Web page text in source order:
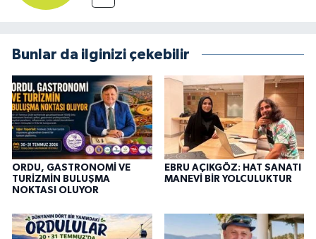
Bunlar da ilginizi çekebilir
ORDU, GASTRONOMİ VE
TURİZMİN BULUŞMA
NOKTASI OLUYOR
EBRU AÇIKGÖZ: HAT SANATI
MANEVİ BİR YOLCULUKTUR